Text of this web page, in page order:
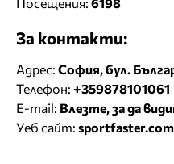
За контакти:
Адрес: София, бул.
Телефон: +359878101061
E-mail: Влезте, за да
Уеб сайт: sportfaster.com